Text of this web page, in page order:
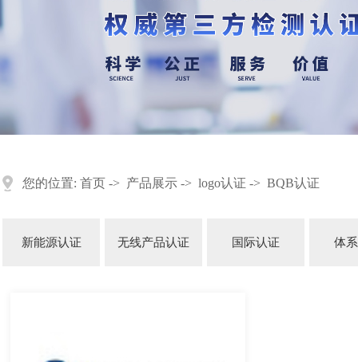
您的位置: 首页 -> 产品展示 -> logo认证 -> BQB认证
新能源认证 无线产品认证 国际认证 体